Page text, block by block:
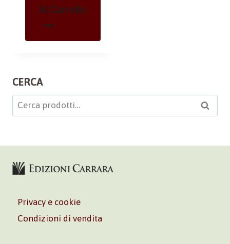
Al Carrello
CERCA
Cerca: Cerca
Privacy e cookie
Condizioni di vendita